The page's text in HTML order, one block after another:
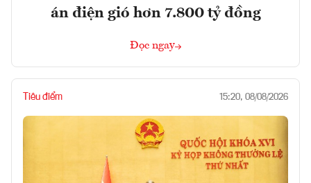
án điện gió hơn 7.800 tỷ đồng
Đọc ngay
Tiêu điểm 15:20, 08/08/2026